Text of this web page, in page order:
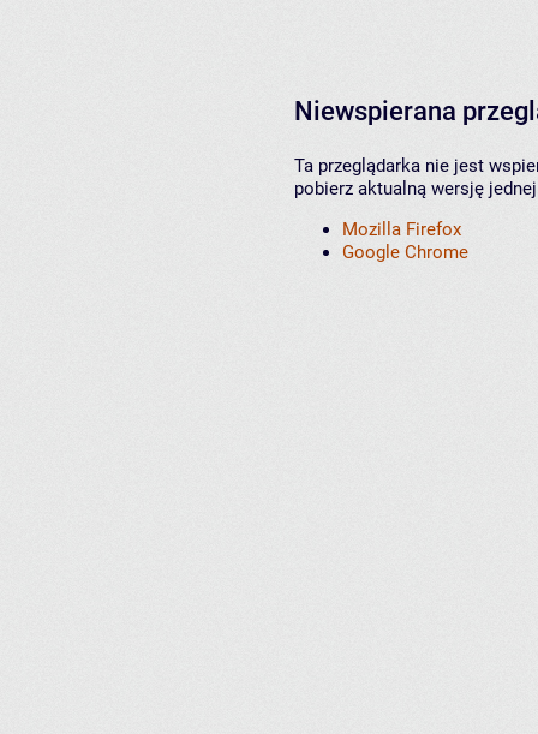
Niewspierana
Ta przeglądarka nie jest
pobierz aktualną wersję
Mozilla Firefox
Google Chrome